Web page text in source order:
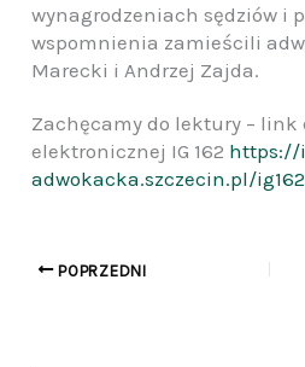
wynagrodzeniach sędziów i
wspomnienia zamieścili
Marecki i Andrzej Zajda.
Zachęcamy do lektury – link
elektronicznej IG 162 https://
adwokacka.szczecin.pl/
POPRZEDNI